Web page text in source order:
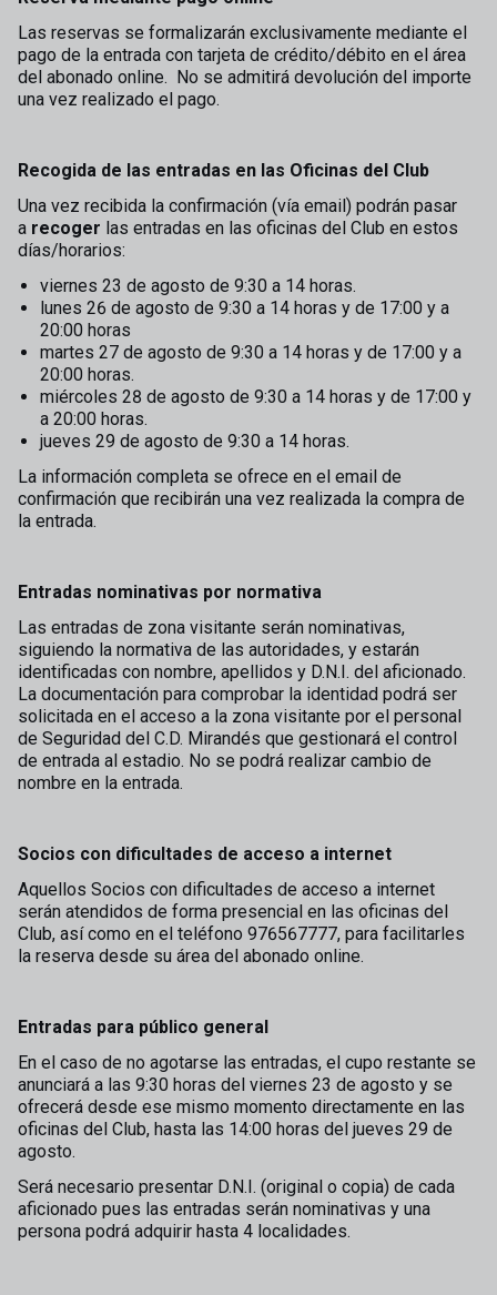
Las reservas se formalizarán exclusivamente mediante el
pago de la entrada con tarjeta de crédito/débito en el área
del abonado online. No se admitirá devolución del importe
una vez realizado el pago.
Recogida de las entradas en las Oficinas del Club
Una vez recibida la confirmación (vía email) podrán pasar
a recoger las entradas en las oficinas del Club en estos
días/horarios:
viernes 23 de agosto de 9:30 a 14 horas.
lunes 26 de agosto de 9:30 a 14 horas y de 17:00 y a
20:00 horas
martes 27 de agosto de 9:30 a 14 horas y de 17:00 y a
20:00 horas.
miércoles 28 de agosto de 9:30 a 14 horas y de 17:00 y
a 20:00 horas.
jueves 29 de agosto de 9:30 a 14 horas.
La información completa se ofrece en el email de
confirmación que recibirán una vez realizada la compra de
la entrada.
Entradas nominativas por normativa
Las entradas de zona visitante serán nominativas,
siguiendo la normativa de las autoridades, y estarán
identificadas con nombre, apellidos y D.N.I. del aficionado.
La documentación para comprobar la identidad podrá ser
solicitada en el acceso a la zona visitante por el personal
de Seguridad del C.D. Mirandés que gestionará el control
de entrada al estadio. No se podrá realizar cambio de
nombre en la entrada.
Socios con dificultades de acceso a internet
Aquellos Socios con dificultades de acceso a internet
serán atendidos de forma presencial en las oficinas del
Club, así como en el teléfono 976567777, para facilitarles
la reserva desde su área del abonado online.
Entradas para público general
En el caso de no agotarse las entradas, el cupo restante se
anunciará a las 9:30 horas del viernes 23 de agosto y se
ofrecerá desde ese mismo momento directamente en las
oficinas del Club, hasta las 14:00 horas del jueves 29 de
agosto.
Será necesario presentar D.N.I. (original o copia) de cada
aficionado pues las entradas serán nominativas y una
persona podrá adquirir hasta 4 localidades.